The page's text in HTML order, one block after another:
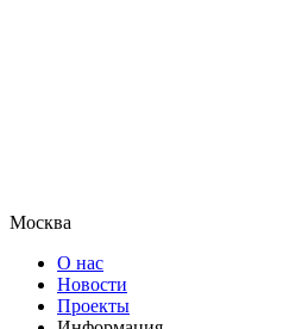
Москва
О нас
Новости
Проекты